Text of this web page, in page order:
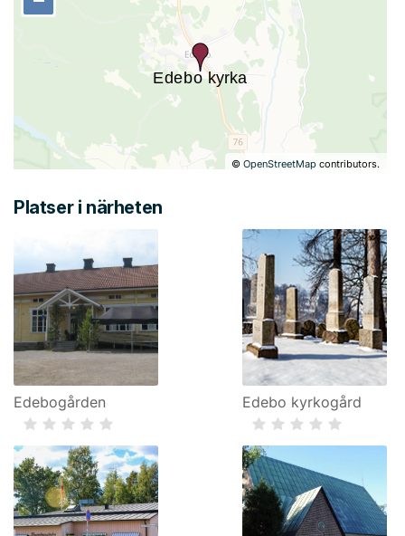
©OpenStreetMap contributors.
Platser i närheten
Edebogården Edebo kyrkogård